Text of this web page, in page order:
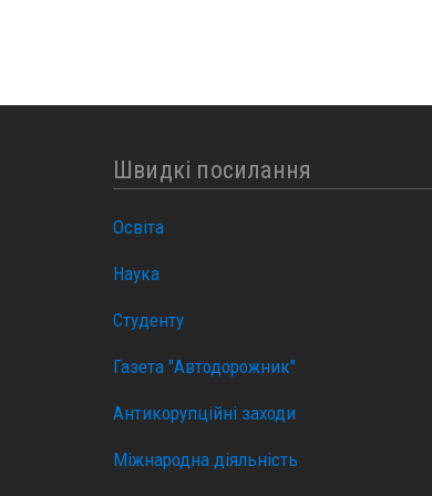
Швидкі посилання
Освіта
Наука
Студенту
Газета "Автодорожник"
Антикорупційні заходи
Міжнародна діяльність